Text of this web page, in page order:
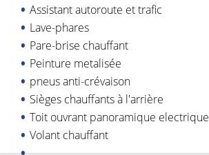
Assistant autoroute et trafic
Lave-phares
Pare-brise chauffant
Peinture metalisée
pneus anti-crévaison
Sièges chauffants à l'arrière
Toit ouvrant panoramique electrique
Volant chauffant